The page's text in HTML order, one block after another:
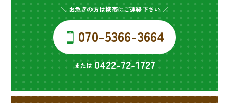
＼ お急ぎの方は携帯にご連絡下さい ／
070-5366-3664
または 0422-72-1727